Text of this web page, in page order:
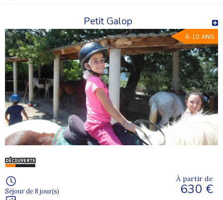
Petit Galop
6-10 ANS
Séjour de 8 jour(s)
À partir de
630 €